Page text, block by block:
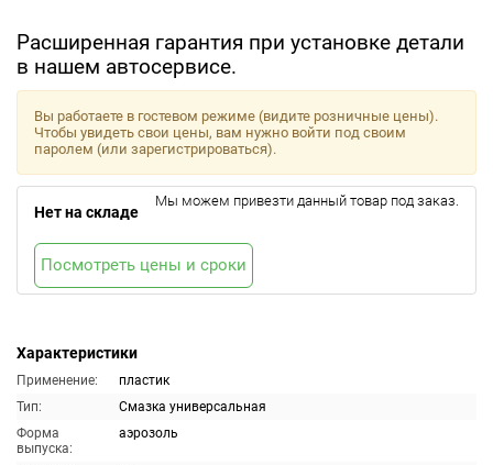
Расширенная гарантия при установке детали
в нашем автосервисе.
Характеристики
Применение:
пластик
Тип:
Смазка универсальная
Форма
выпуска:
аэрозоль
Вы работаете в гостевом режиме (видите розничные цены).
Чтобы увидеть свои цены, вам нужно войти под своим
паролем (или зарегистрироваться).
Нет на складе
Мы можем привезти данный товар под заказ.
Посмотреть цены и сроки